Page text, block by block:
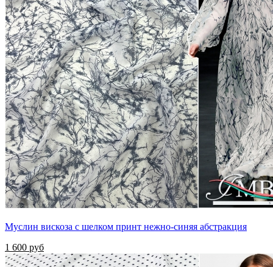
Муслин вискоза с шелком принт нежно-синяя абстракция
1 600 руб